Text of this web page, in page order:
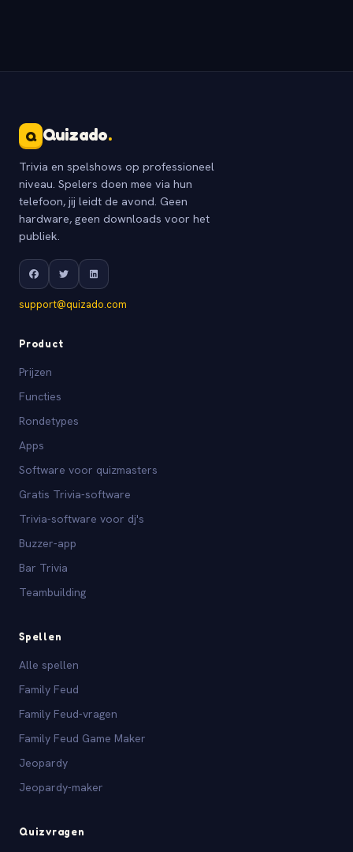
Q Quizado.
Trivia en spelshows op professioneel
niveau. Spelers doen mee via hun
telefoon, jij leidt de avond. Geen
hardware, geen downloads voor het
publiek.
support@quizado.com
Product
Prijzen
Functies
Rondetypes
Apps
Software voor quizmasters
Gratis Trivia-software
Trivia-software voor dj's
Buzzer-app
Bar Trivia
Teambuilding
Spellen
Alle spellen
Family Feud
Family Feud-vragen
Family Feud Game Maker
Jeopardy
Jeopardy-maker
Quizvragen